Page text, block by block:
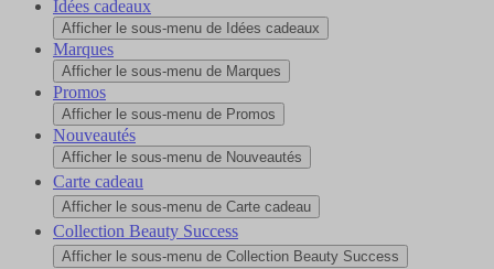
Idées cadeaux
Afficher le sous-menu de Idées cadeaux
Marques
Afficher le sous-menu de Marques
Promos
Afficher le sous-menu de Promos
Nouveautés
Afficher le sous-menu de Nouveautés
Carte cadeau
Afficher le sous-menu de Carte cadeau
Collection Beauty Success
Afficher le sous-menu de Collection Beauty Success